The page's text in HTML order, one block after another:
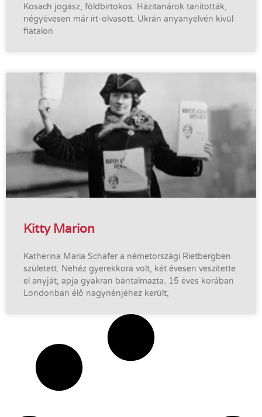
Kosach jogász, földbirtokos. Házitanárok tanították,
négyévesen már írt-olvasott. Ukrán anyanyelvén kívül
fiatalon
Kitty Marion
Katherina Maria Schafer a németországi Rietbergben
született. Nehéz gyerekkora volt, két évesen veszítette
el anyját, apja gyakran bántalmazta. 15 éves korában
Londonban élő nagynénjéhez került,